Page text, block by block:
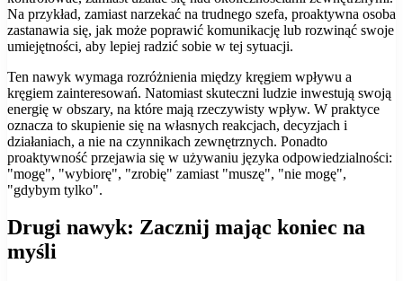
Na przykład, zamiast narzekać na trudnego szefa, proaktywna osoba
zastanawia się, jak może poprawić komunikację lub rozwinąć swoje
umiejętności, aby lepiej radzić sobie w tej sytuacji.
Ten nawyk wymaga rozróżnienia między kręgiem wpływu a
kręgiem zainteresowań. Natomiast skuteczni ludzie inwestują swoją
energię w obszary, na które mają rzeczywisty wpływ. W praktyce
oznacza to skupienie się na własnych reakcjach, decyzjach i
działaniach, a nie na czynnikach zewnętrznych. Ponadto
proaktywność przejawia się w używaniu języka odpowiedzialności:
"mogę", "wybiorę", "zrobię" zamiast "muszę", "nie mogę",
"gdybym tylko".
Drugi nawyk: Zacznij mając koniec na
myśli